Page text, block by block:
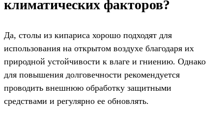
климатических факторов?
Да, столы из кипариса хорошо подходят для
использования на открытом воздухе благодаря их
природной устойчивости к влаге и гниению. Однако
для повышения долговечности рекомендуется
проводить внешнюю обработку защитными
средствами и регулярно ее обновлять.